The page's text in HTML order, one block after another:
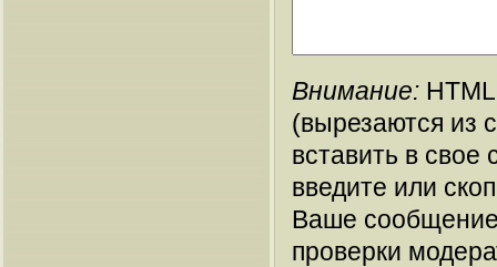
Внимание:
(вырезаются из
вставить в
введите или
Ваше
проверки